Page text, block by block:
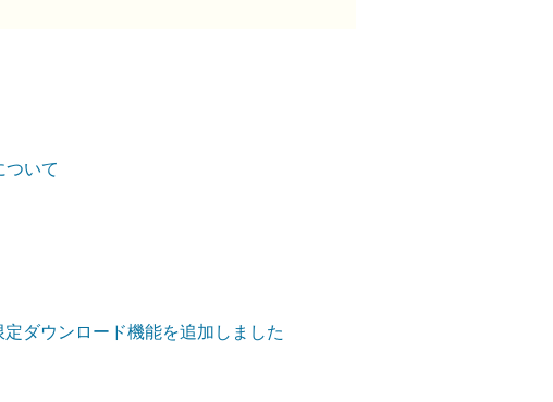
ついて
ダウンロード機能を追加しました